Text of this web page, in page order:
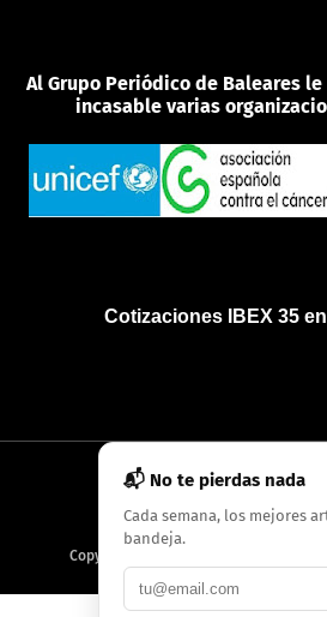
Al Grupo Periódico de Baleares
incasable varias
Cotizaciones IBEX 35
INICIO QUIÉNES SOMOS
Copyright
📬 No te pierdas nada
Cada semana, los mejores
bandeja.